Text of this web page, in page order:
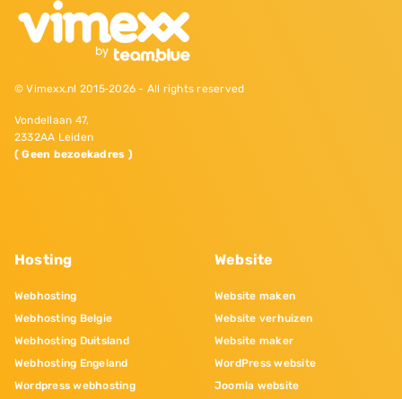
© Vimexx.nl 2015‐2026 - All rights reserved
Vondellaan 47,
2332AA Leiden
( Geen bezoekadres )
Hosting
Webhosting
Webhosting Belgie
Webhosting Duitsland
Webhosting Engeland
Wordpress webhosting
Website
Website maken
Website verhuizen
Website maker
WordPress website
Joomla website